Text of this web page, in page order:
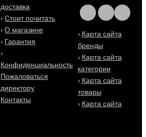
доставка
Стоит почитать
О магазине
Гарантия
Конфиденциальность
Пожаловаться
директору
Контакты
Карта сайта
бренды
Карта сайта
категории
Карта сайта
товары
Карта сайта